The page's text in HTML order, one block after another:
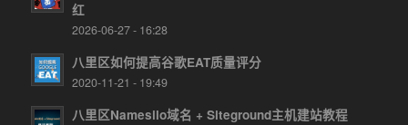
红
2026-06-27 - 16:28
八里区如何提高谷歌EAT质量评分
2020-11-21 - 19:49
八里区Namesilo域名 + Siteground主机建站教程